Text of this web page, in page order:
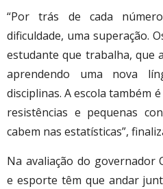
“Por trás de cada
dificuldade, uma superação.
estudante que trabalha, que
aprendendo uma nova
disciplinas. A escola também
resistências e pequenas
cabem nas estatísticas”,
Na avaliação do governador
e esporte têm que andar